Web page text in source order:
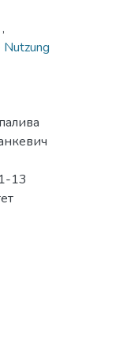
,
13